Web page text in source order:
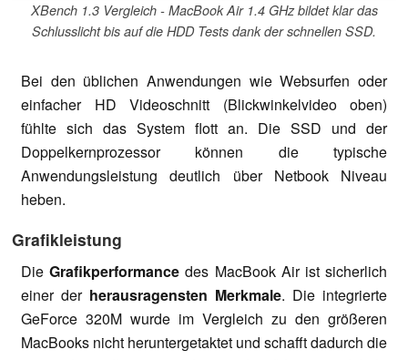
XBench 1.3 Vergleich - MacBook Air 1.4 GHz bildet klar das
Schlusslicht bis auf die HDD Tests dank der schnellen SSD.
Bei den üblichen Anwendungen wie Websurfen oder
einfacher HD Videoschnitt (Blickwinkelvideo oben)
fühlte sich das System flott an. Die SSD und der
Doppelkernprozessor können die typische
Anwendungsleistung deutlich über Netbook Niveau
heben.
Grafikleistung
DieGrafikperformance des MacBook Air ist sicherlich
einer der herausragensten Merkmale. Die integrierte
GeForce 320M wurde im Vergleich zu den größeren
MacBooks nicht heruntergetaktet und schafft dadurch die